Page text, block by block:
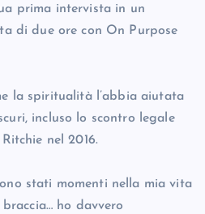
prima intervista in un
di due ore con On Purpose
la spiritualità l’abbia aiutata
incluso lo scontro legale
nel 2016.
stati momenti nella mia vita
ho davvero